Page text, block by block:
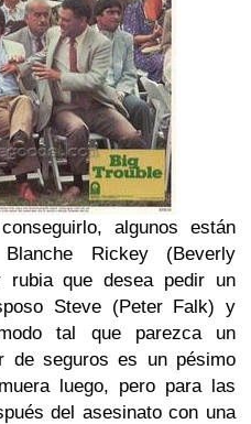
algunos están
Rickey (Beverly
rubia que desea pedir un
Steve (Peter Falk) y
tal que parezca un
de seguros es un pésimo
luego, pero para las
del asesinato con una